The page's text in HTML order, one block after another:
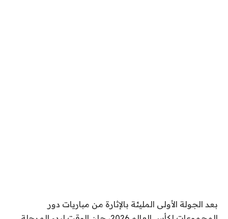
بعد الجولة الأولى المليئة بالإثارة من مباريات دور